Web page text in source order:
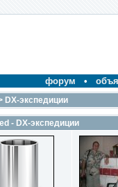
форум •
DX-экспедиции
- DX-экспедиции